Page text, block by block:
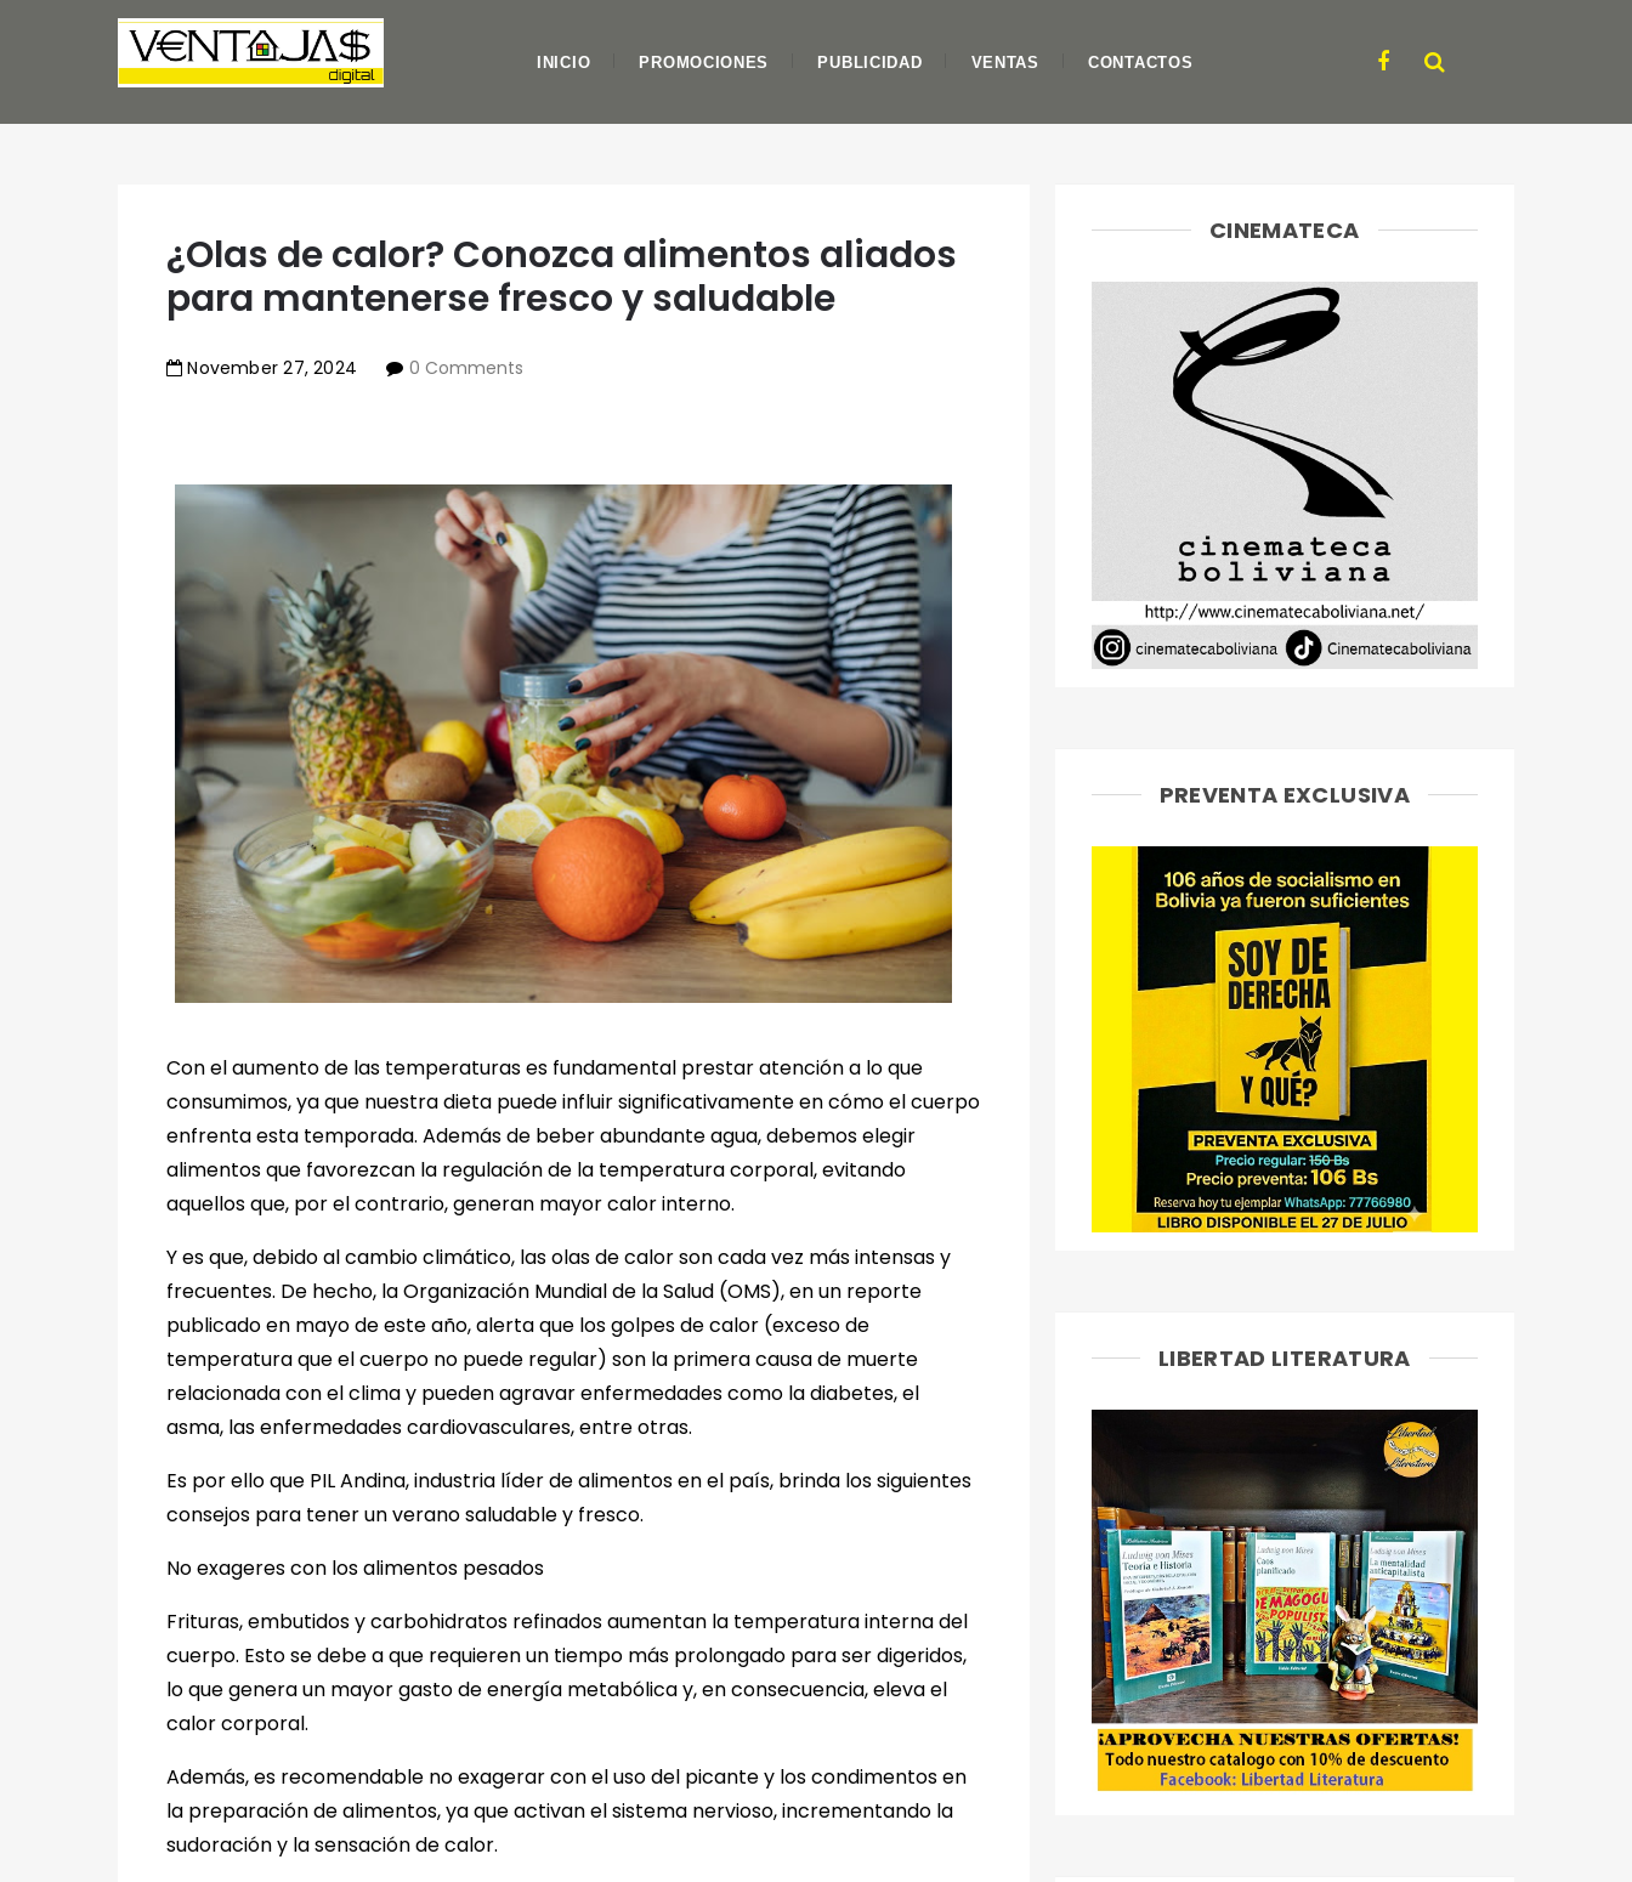
INICIO PROMOCIONES PUBLICIDAD VENTAS CONTACTOS
¿Olas de calor? Conozca alimentos aliados
para mantenerse fresco y saludable
November 27,2024 0 Comments
Con el aumento de las temperaturas es fundamental prestar atención a lo que
consumimos, ya que nuestra dieta puede influir significativamente en cómo el cuerpo
enfrenta esta temporada. Además de beber abundante agua, debemos elegir
alimentos que favorezcan la regulación de la temperatura corporal, evitando
aquellos que, por el contrario, generan mayor calor interno.
Y es que, debido al cambio climático, las olas de calor son cada vez más intensas y
frecuentes. De hecho, la Organización Mundial de la Salud (OMS), en un reporte
publicado en mayo de este año, alerta que los golpes de calor (exceso de
temperatura que el cuerpo no puede regular) son la primera causa de muerte
relacionada con el clima y pueden agravar enfermedades como la diabetes, el
asma, las enfermedades cardiovasculares, entre otras.
Es por ello que PIL Andina, industria líder de alimentos en el país, brinda los siguientes
consejos para tener un verano saludable y fresco.
No exageres con los alimentos pesados
Frituras, embutidos y carbohidratos refinados aumentan la temperatura interna del
cuerpo. Esto se debe a que requieren un tiempo más prolongado para ser digeridos,
lo que genera un mayor gasto de energía metabólica y, en consecuencia, eleva el
calor corporal.
Además, es recomendable no exagerar con el uso del picante y los condimentos en
la preparación de alimentos, ya que activan el sistema nervioso, incrementando la
sudoración y la sensación de calor.
CINEMATECA
PREVENTA EXCLUSIVA
LIBERTAD LITERATURA